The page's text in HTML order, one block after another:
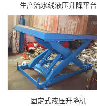
生产流水线液压升降平台
固定式液压升降机